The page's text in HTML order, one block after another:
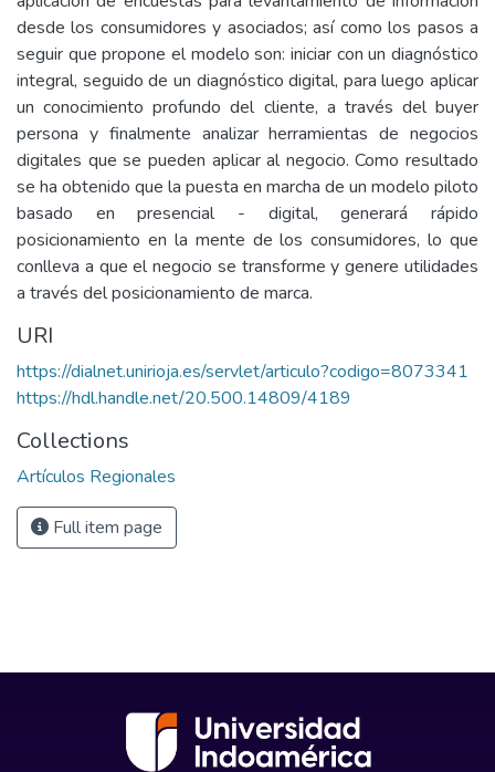
desde los consumidores y asociados; así como los pasos a
seguir que propone el modelo son: iniciar con un diagnóstico
integral, seguido de un diagnóstico digital, para luego aplicar
un conocimiento profundo del cliente, a través del buyer
persona y finalmente analizar herramientas de negocios
digitales que se pueden aplicar al negocio. Como resultado
se ha obtenido que la puesta en marcha de un modelo piloto
basado en presencial - digital, generará rápido
posicionamiento en la mente de los consumidores, lo que
conlleva a que el negocio se transforme y genere utilidades
a través del posicionamiento de marca.
URI
https://dialnet.unirioja.es/servlet/articulo?codigo=8073341
https://hdl.handle.net/20.500.14809/4189
Collections
Artículos Regionales
Full item page